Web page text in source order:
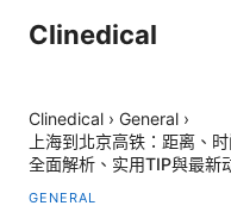
Clinedical
Clinedical › General ›
上海到北京高铁：距离、
全面解析、实用TIP與最新
GENERAL